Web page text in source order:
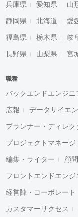
兵庫県 愛知県 山
静岡県 北海道 愛
福島県 栃木県 岐
長野県 山梨県 宮
職種
バックエンドエンジニ
広報 データサイエ
プランナー・ディレク
プロジェクトマネージ
編集・ライター 顧
フロントエンドエンジ
経営陣・コーポレート
カスタマーサクセス